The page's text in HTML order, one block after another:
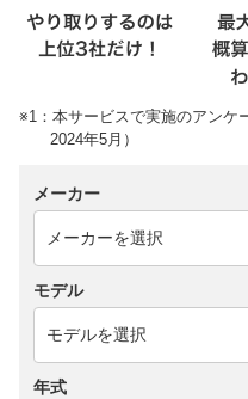
※1：本サービスで実施のアンケ
2024年5月）
メーカー
モデル
年式